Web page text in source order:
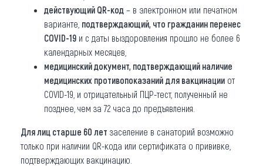
действующий QR-код – в электронном или печатном
варианте, подтверждающий, что гражданин перенес
COVID-19 и с даты выздоровления прошло не более 6
календарных месяцев,
медицинский документ, подтверждающий наличие
медицинских противопоказаний для вакцинации от
COVID-19, и отрицательный ПЦР-тест, полученный не
позднее, чем за 72 часа до предъявления.
Для лиц старше 60 лет заселение в санаторий возможно
только при наличии QR-кода или сертификата о прививке,
подтверждающих вакцинацию.